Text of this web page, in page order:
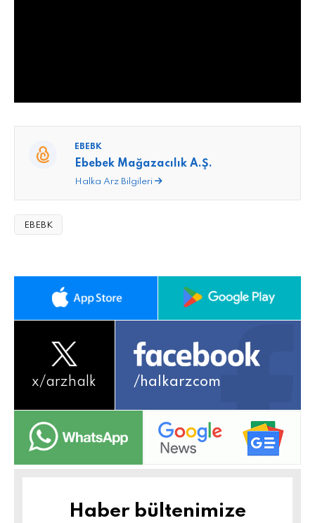
EBEBK
Ebebek Mağazacılık A.Ş.
Halka Arz Bilgileri
EBEBK
x/arzhalk /halkarzcom
Haber bültenimize